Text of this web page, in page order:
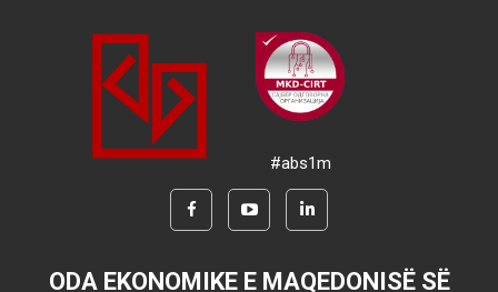
#abs1m
ODA EKONOMIKE E MAQEDONISË SË